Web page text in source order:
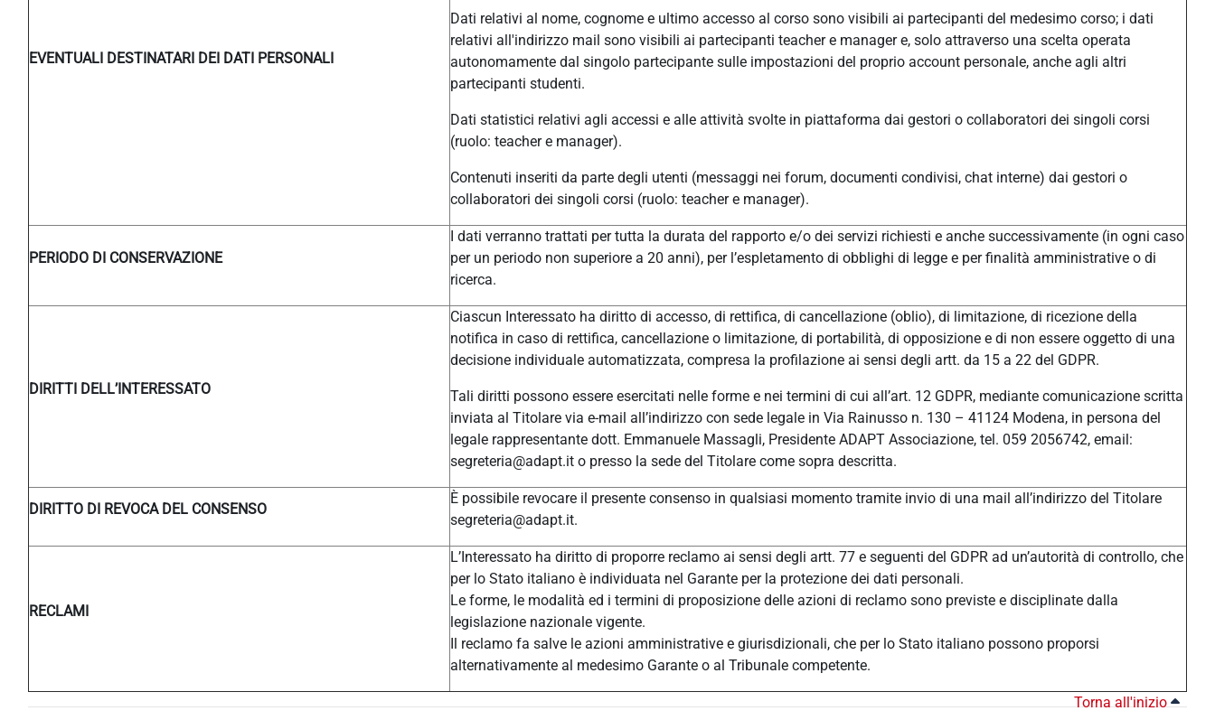
EVENTUALI DESTINATARI DEI DATI PERSONALI
Dati relativi al nome, cognome e ultimo accesso al corso sono visibili ai partecipanti del medesimo corso; i dati
relativi all'indirizzo mail sono visibili ai partecipanti teacher e manager e, solo attraverso una scelta operata
autonomamente dal singolo partecipante sulle impostazioni del proprio account personale, anche agli altri
partecipanti studenti.
Dati statistici relativi agli accessi e alle attività svolte in piattaforma dai gestori o collaboratori dei singoli corsi
(ruolo: teacher e manager).
Contenuti inseriti da parte degli utenti (messaggi nei forum, documenti condivisi, chat interne) dai gestori o
collaboratori dei singoli corsi (ruolo: teacher e manager).
PERIODO DI CONSERVAZIONE
I dati verranno trattati per tutta la durata del rapporto e/o dei servizi richiesti e anche successivamente (in ogni caso
per un periodo non superiore a 20 anni), per l’espletamento di obblighi di legge e per finalità amministrative o di
ricerca.
DIRITTI DELL’INTERESSATO
Ciascun Interessato ha diritto di accesso, di rettifica, di cancellazione (oblio), di limitazione, di ricezione della
notifica in caso di rettifica, cancellazione o limitazione, di portabilità, di opposizione e di non essere oggetto di una
decisione individuale automatizzata, compresa la profilazione ai sensi degli artt. da 15 a 22 del GDPR.
Tali diritti possono essere esercitati nelle forme e nei termini di cui all’art. 12 GDPR, mediante comunicazione scritta
inviata al Titolare via e-mail all’indirizzo con sede legale in Via Rainusso n. 130 – 41124 Modena, in persona del
legale rappresentante dott. Emmanuele Massagli, Presidente ADAPT Associazione, tel. 059 2056742, email:
segreteria@adapt.it o presso la sede del Titolare come sopra descritta.
DIRITTO DI REVOCA DEL CONSENSO
È possibile revocare il presente consenso in qualsiasi momento tramite invio di una mail all’indirizzo del Titolare
segreteria@adapt.it.
RECLAMI
L’Interessato ha diritto di proporre reclamo ai sensi degli artt. 77 e seguenti del GDPR ad un’autorità di controllo, che
per lo Stato italiano è individuata nel Garante per la protezione dei dati personali.
Le forme, le modalità ed i termini di proposizione delle azioni di reclamo sono previste e disciplinate dalla
legislazione nazionale vigente.
Il reclamo fa salve le azioni amministrative e giurisdizionali, che per lo Stato italiano possono proporsi
alternativamente al medesimo Garante o al Tribunale competente.
Torna all'inizio